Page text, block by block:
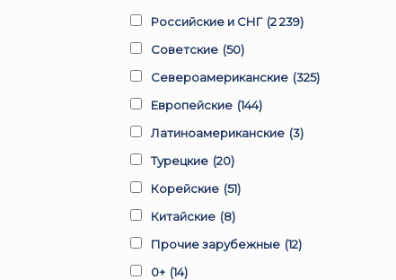
Российские и СНГ (2 239)
Советские (50)
Североамериканские (325)
Европейские (144)
Латиноамериканские (3)
Турецкие (20)
Корейские (51)
Китайские (8)
Прочие зарубежные (12)
0+ (14)